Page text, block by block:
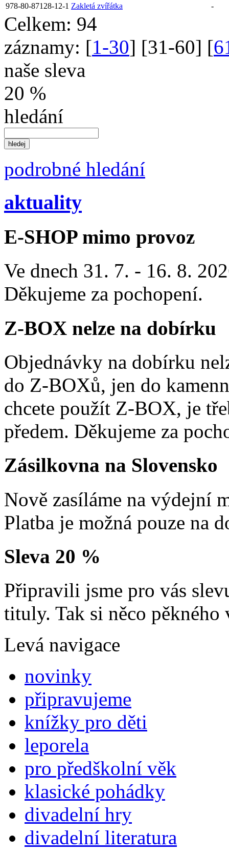
978-80-87128-12-1 Zakletá zvířátka -
Celkem: 94
záznamy: [1-30] [31-60] [
naše sleva
20 %
hledání
podrobné hledání
aktuality
E-SHOP mimo provoz
Ve dnech 31. 7. - 16. 8.
Děkujeme za pochopení.
Z-BOX nelze na dobírku
Objednávky na dobírku
do Z-BOXů, jen do
chcete použít Z-BOX, je
předem. Děkujeme za
Zásilkovna na Slovensko
Nově zasíláme na výdejní
Platba je možná pouze na
Sleva 20 %
Připravili jsme pro vás
tituly. Tak si něco pěkného
Levá navigace
novinky
připravujeme
knížky pro děti
leporela
pro předškolní věk
klasické pohádky
divadelní hry
divadelní literatura